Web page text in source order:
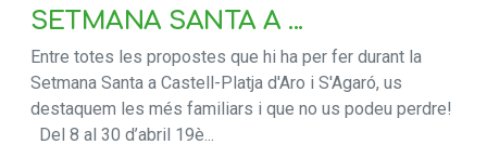
SETMANA SANTA A ...
Entre totes les propostes que hi ha per fer durant la
Setmana Santa a Castell-Platja d'Aro i S'Agaró, us
destaquem les més familiars i que no us podeu perdre!
Del 8 al 30 d’abril 19è...